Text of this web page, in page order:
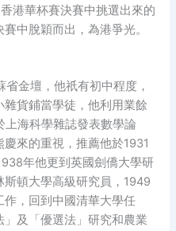
港華杯賽決賽中挑選出來的
中脫穎而出，為港爭光。
金壇，他祇有初中程度，
貨鋪當學徒，他利用業餘
上海科學雜誌發表數學論
來的重視，推薦他於1931
年他更到英國劍僑大學研
頓大學高級研究員，1949
，回到中國清華大學任
及「優選法」研究和農業